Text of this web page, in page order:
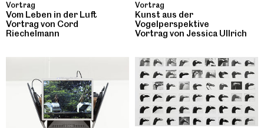
Vortrag
Vom Leben in der Luft
Vortrag von Cord
Riechelmann
Vortrag
Kunst aus der
Vogelperspektive
Vortrag von Jessica Ullrich